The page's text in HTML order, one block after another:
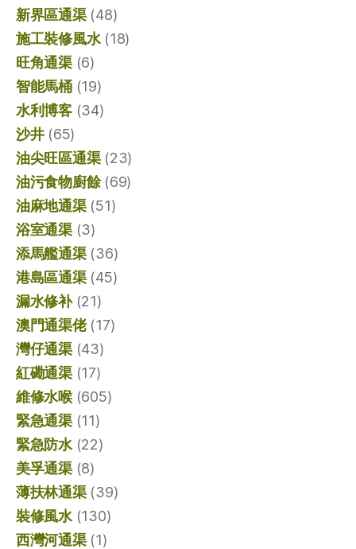
新界區通渠(48)
施工裝修風水(18)
旺角通渠(6)
智能馬桶(19)
水利博客(34)
沙井(65)
油尖旺區通渠(23)
油污食物廚餘(69)
油麻地通渠(51)
浴室通渠(3)
添馬艦通渠(36)
港島區通渠(45)
漏水修补(21)
澳門通渠佬(17)
灣仔通渠(43)
紅磡通渠(17)
維修水喉(605)
緊急通渠(11)
緊急防水(22)
美孚通渠(8)
薄扶林通渠(39)
裝修風水(130)
西灣河通渠(1)